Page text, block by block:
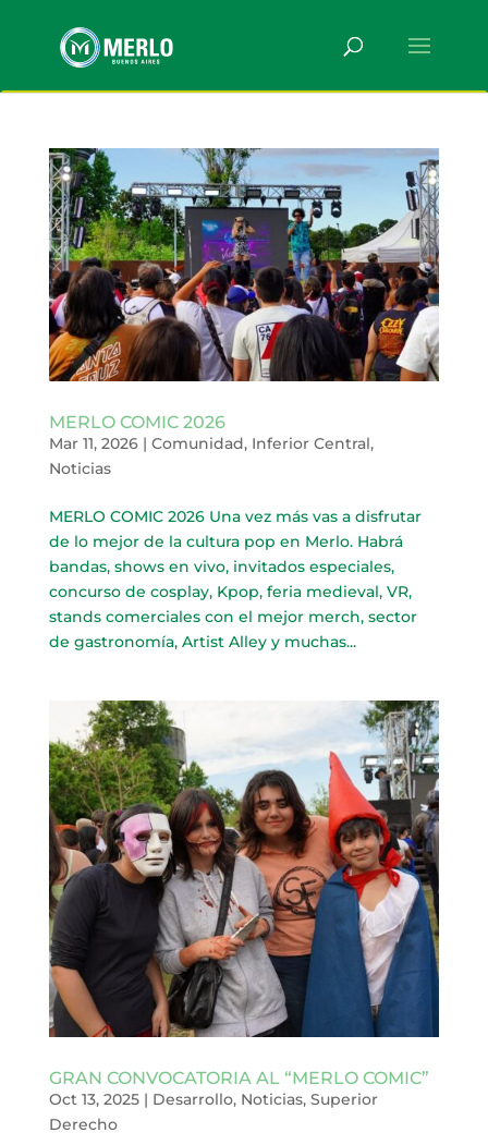
MERLO COMIC 2026
Mar 11, 2026| Comunidad, Inferior Central,
Noticias
MERLO COMIC 2026 Una vez más vas a disfrutar
de lo mejor de la cultura pop en Merlo. Habrá
bandas, shows en vivo, invitados especiales,
concurso de cosplay, Kpop, feria medieval, VR,
stands comerciales con el mejor merch, sector
de gastronomía, Artist Alley y muchas...
GRAN CONVOCATORIA AL “MERLO COMIC”
Oct 13, 2025| Desarrollo, Noticias, Superior
Derecho